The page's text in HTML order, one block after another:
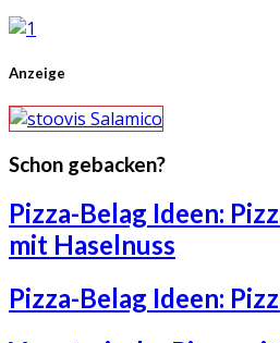
Anzeige
Schon gebacken?
Pizza-Belag Ideen:
mit Haselnuss
Pizza-Belag Ideen: